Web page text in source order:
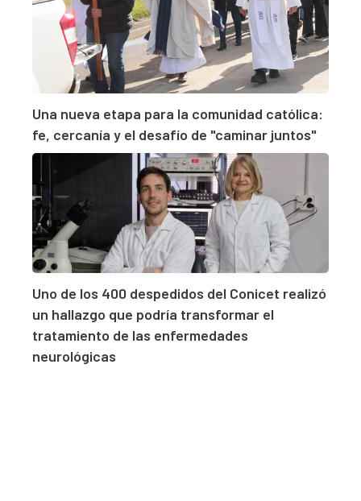
Una nueva etapa para la comunidad católica:
fe, cercanía y el desafío de "caminar juntos"
Uno de los 400 despedidos del Conicet realizó
un hallazgo que podría transformar el
tratamiento de las enfermedades
neurológicas